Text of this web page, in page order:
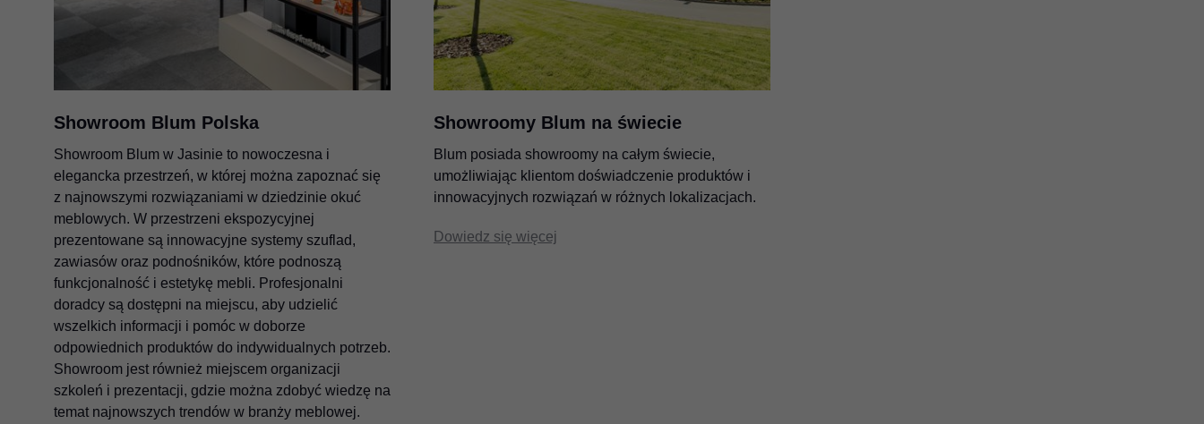
Showroom Blum Polska
Showroom Blum w Jasinie to nowoczesna i
elegancka przestrzeń, w której można zapoznać się
z najnowszymi rozwiązaniami w dziedzinie okuć
meblowych. W przestrzeni ekspozycyjnej
prezentowane są innowacyjne systemy szuflad,
zawiasów oraz podnośników, które podnoszą
funkcjonalność i estetykę mebli. Profesjonalni
doradcy są dostępni na miejscu, aby udzielić
wszelkich informacji i pomóc w doborze
odpowiednich produktów do indywidualnych potrzeb.
Showroom jest również miejscem organizacji
szkoleń i prezentacji, gdzie można zdobyć wiedzę na
temat najnowszych trendów w branży meblowej.
Showroomy Blum na świecie
Blum posiada showroomy na całym świecie,
umożliwiając klientom doświadczenie produktów i
innowacyjnych rozwiązań w różnych lokalizacjach.
Dowiedz się więcej